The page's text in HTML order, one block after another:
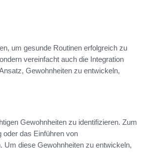
um gesunde Routinen erfolgreich zu
vereinfacht auch die Integration
Gewohnheiten zu entwickeln,
Gewohnheiten zu identifizieren. Zum
oder das Einführen von
Um diese Gewohnheiten zu entwickeln,